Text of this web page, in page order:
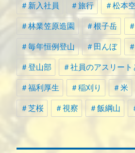
＃新入社員 ＃旅行 ＃松本
＃林業笠原造園 ＃根子岳
＃毎年恒例登山 ＃田んぼ
＃登山部 ＃社員のアスリート
＃福利厚生 ＃稲刈り ＃米
＃芝桜 ＃視察 ＃飯綱山